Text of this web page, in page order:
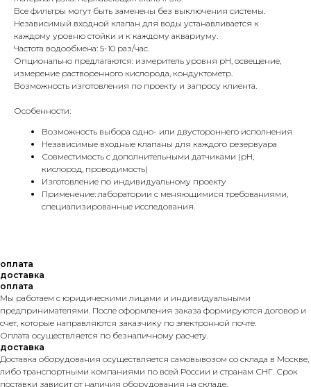
Все фильтры могут быть заменены без выключения системы.
Независимый входной клапан для воды устанавливается к
каждому уровню стойки и к каждому аквариуму.
Частота водообмена: 5-10 раз/час.
Опционально предлагаются: измеритель уровня рН, освещение,
измерение растворенного кислорода, кондуктометр.
Возможность изготовления по проекту и запросу клиента.
Особенности:
Возможность выбора одно- или двустороннего исполнения
Независимые входные клапаны для каждого резервуара
Совместимость с дополнительными датчиками (рН,
кислород, проводимость)
Изготовление по индивидуальному проекту
Применение: лаборатории с меняющимися требованиями,
специализированные исследования.
оплата
доставка
оплата
Мы работаем с юридическими лицами и индивидуальными
предпринимателями. После оформления заказа формируются договор и
счет, которые направляются заказчику по электронной почте.
Оплата осуществляется по безналичному расчету.
доставка
Доставка оборудования осуществляется самовывозом со склада в Москве,
либо транспортными компаниями по всей России и странам СНГ. Срок
поставки зависит от наличия оборудования на складе.